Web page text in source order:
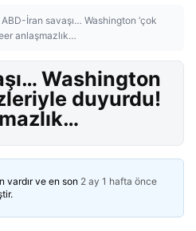
ABD-İran savaşı… Washington ‘çok
anlaşmazlık…
Washington
duyurdu!
vardır ve en son 2 ay 1 hafta önce